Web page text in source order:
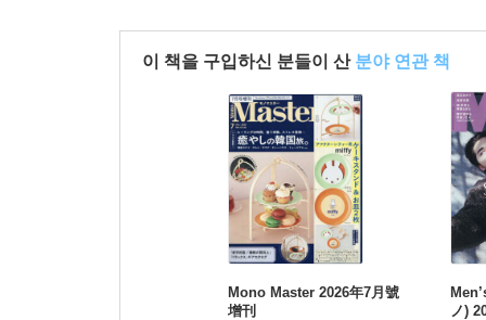
이 책을 구입하신 분들이 산 분야 연관 책
Mono Master 2026年7月號
增刊
ノ)